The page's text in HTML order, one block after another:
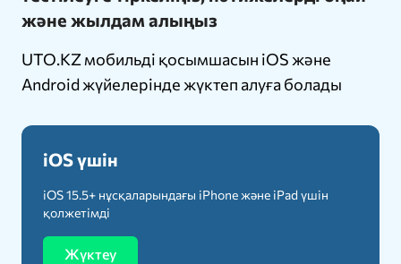
және жылдам алыңыз
UTO.KZ мобильді қосымшасын iOS және
Android жүйелерінде жүктеп алуға болады
iOS үшін
iOS 15.5+ нұсқаларындағы iPhone және iPad үшін
қолжетімді
Жүктеу